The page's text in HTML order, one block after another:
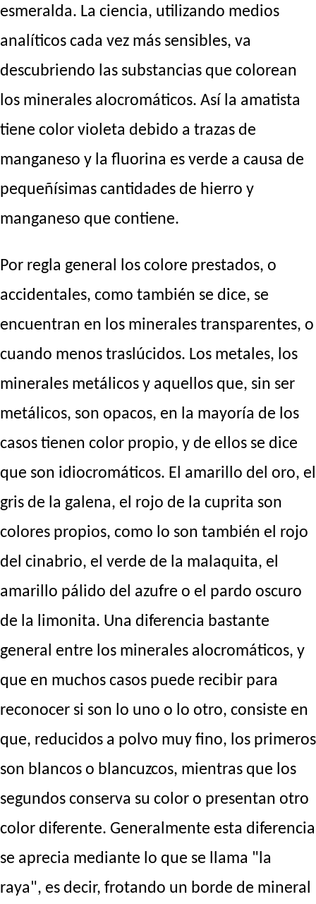
esmeralda. La ciencia, utilizando medios
analíticos cada vez más sensibles, va
descubriendo las substancias que colorean
los minerales alocromáticos. Así la amatista
tiene color violeta debido a trazas de
manganeso y la fluorina es verde a causa de
pequeñísimas cantidades de hierro y
manganeso que contiene.
Por regla general los colore prestados, o
accidentales, como también se dice, se
encuentran en los minerales transparentes, o
cuando menos traslúcidos. Los metales, los
minerales metálicos y aquellos que, sin ser
metálicos, son opacos, en la mayoría de los
casos tienen color propio, y de ellos se dice
que son idiocromáticos. El amarillo del oro, el
gris de la galena, el rojo de la cuprita son
colores propios, como lo son también el rojo
del cinabrio, el verde de la malaquita, el
amarillo pálido del azufre o el pardo oscuro
de la limonita. Una diferencia bastante
general entre los minerales alocromáticos, y
que en muchos casos puede recibir para
reconocer si son lo uno o lo otro, consiste en
que, reducidos a polvo muy fino, los primeros
son blancos o blancuzcos, mientras que los
segundos conserva su color o presentan otro
color diferente. Generalmente esta diferencia
se aprecia mediante lo que se llama "la
raya", es decir, frotando un borde de mineral